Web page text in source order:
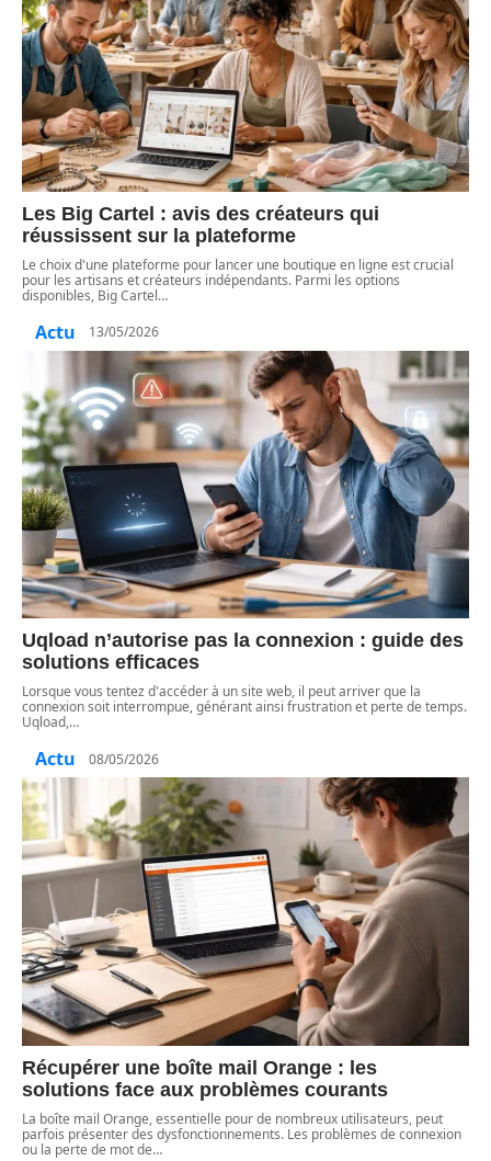
Les Big Cartel : avis des créateurs qui
réussissent sur la plateforme
Le choix d'une plateforme pour lancer une boutique en ligne est crucial
pour les artisans et créateurs indépendants. Parmi les options
disponibles, Big Cartel…
Actu 13/05/2026
Uqload n’autorise pas la connexion : guide des
solutions efficaces
Lorsque vous tentez d'accéder à un site web, il peut arriver que la
connexion soit interrompue, générant ainsi frustration et perte de temps.
Uqload,…
Actu 08/05/2026
Récupérer une boîte mail Orange : les
solutions face aux problèmes courants
La boîte mail Orange, essentielle pour de nombreux utilisateurs, peut
parfois présenter des dysfonctionnements. Les problèmes de connexion
ou la perte de mot de…